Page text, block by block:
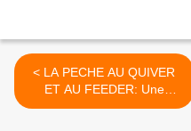
< LA PECHE AU QUIVER
ET AU FEEDER: Une
nouvelle génération qui